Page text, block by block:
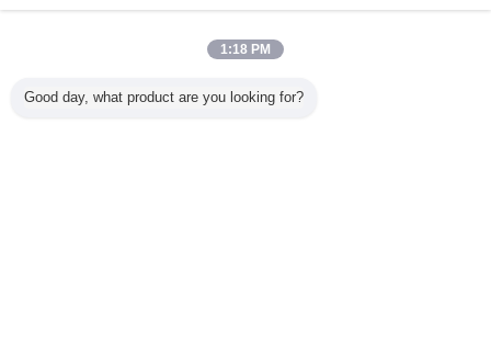
1:18 PM
Good day, what product are you looking for?